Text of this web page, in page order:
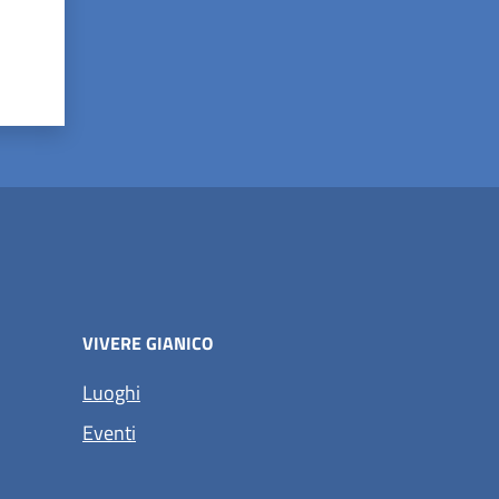
VIVERE GIANICO
Luoghi
Eventi